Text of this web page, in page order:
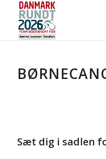
Sæt dig i sadlen